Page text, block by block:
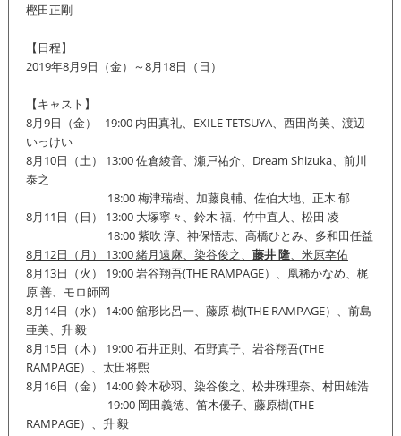
樫田正剛
【日程】
2019年8月9日（金）～8月18日（日）
【キャスト】
8月9日（金） 19:00 内田真礼、EXILE TETSUYA、西田尚美、渡辺
いっけい
8月10日（土） 13:00 佐倉綾音、瀬戸祐介、Dream Shizuka、前川
泰之
18:00 梅津瑞樹、加藤良輔、佐伯大地、正木 郁
8月11日（日） 13:00 大塚寧々、鈴木 福、竹中直人、松田 凌
18:00 紫吹 淳、神保悟志、高橋ひとみ、多和田任益
8月12日（月） 13:00 緒月遠麻、染谷俊之、 藤井 隆、米原幸佑
8月13日（火） 19:00 岩谷翔吾(THE RAMPAGE）、凰稀かなめ、梶
原 善、モロ師岡
8月14日（水） 14:00 舘形比呂一、藤原 樹(THE RAMPAGE）、前島
亜美、升 毅
8月15日（木） 19:00 石井正則、石野真子、岩谷翔吾(THE
RAMPAGE）、太田将煕
8月16日（金） 14:00 鈴木砂羽、染谷俊之、松井珠理奈、村田雄浩
19:00 岡田義徳、笛木優子、藤原樹(THE
RAMPAGE）、升 毅